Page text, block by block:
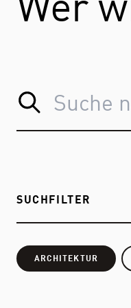
SUCHFILTER
ARCHITEKTUR